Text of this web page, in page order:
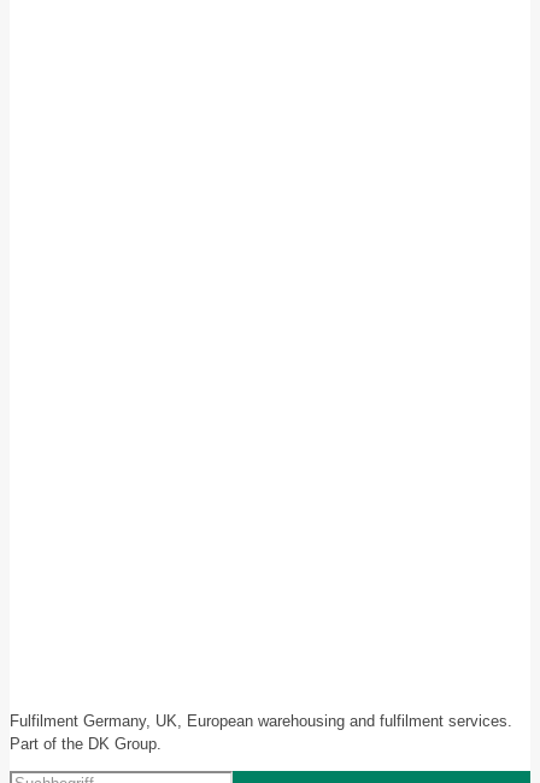
Fulfilment Germany, UK, European warehousing and fulfilment services.
Part of the DK Group.